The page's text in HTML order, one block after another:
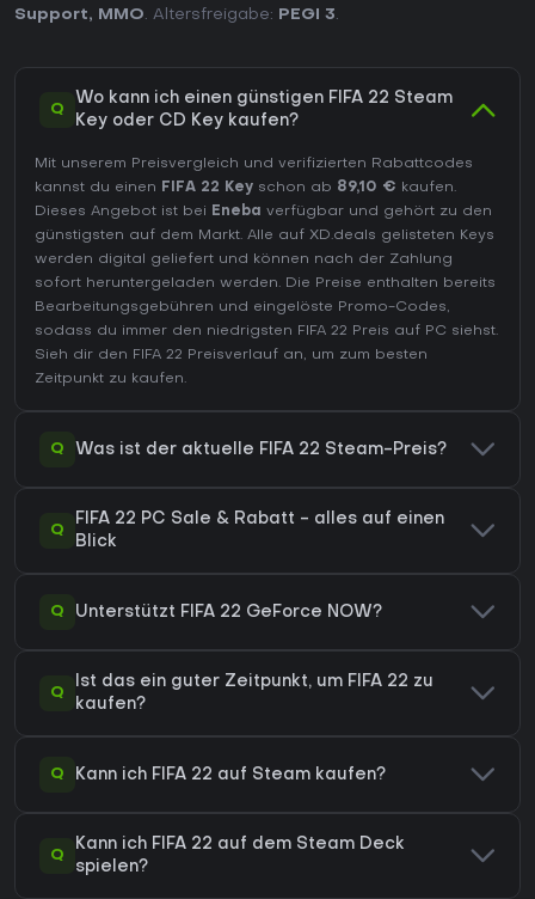
Support, MMO. Altersfreigabe: PEGI 3.
Q
Wo kann ich einen günstigen FIFA 22 Steam
Key oder CD Key kaufen?
Mit unserem Preisvergleich und verifizierten Rabattcodes
kannst du einen FIFA 22 Key schon ab 89,10 € kaufen.
Dieses Angebot ist bei Eneba verfügbar und gehört zu den
günstigsten auf dem Markt. Alle auf XD.deals gelisteten Keys
werden digital geliefert und können nach der Zahlung
sofort heruntergeladen werden. Die Preise enthalten bereits
Bearbeitungsgebühren und eingelöste Promo-Codes,
sodass du immer den niedrigsten FIFA 22 Preis auf PC siehst.
Sieh dir den FIFA 22 Preisverlauf an, um zum besten
Zeitpunkt zu kaufen.
Q Was ist der aktuelle FIFA 22 Steam-Preis?
Q
FIFA 22 PC Sale & Rabatt - alles auf einen
Blick
Q Unterstützt FIFA 22 GeForce NOW?
Q
Ist das ein guter Zeitpunkt, um FIFA 22 zu
kaufen?
Q Kann ich FIFA 22 auf Steam kaufen?
Q
Kann ich FIFA 22 auf dem Steam Deck
spielen?